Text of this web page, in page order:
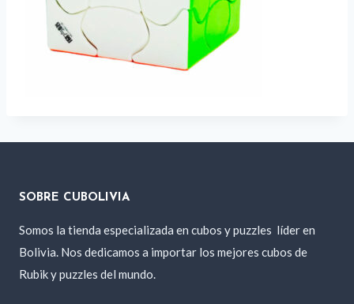
SOBRE CUBOLIVIA
Somos la tienda especializada en cubos y puzzles líder en
Bolivia. Nos dedicamos a importar los mejores cubos de
Rubik y puzzles del mundo.